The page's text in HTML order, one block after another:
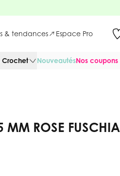
& tendances Espace Pro
Crochet NouveautésNos coupons
ROSE FUSCHIA